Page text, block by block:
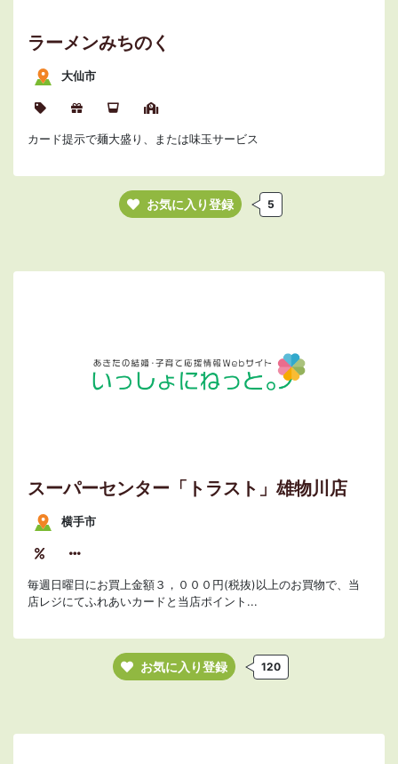
ラーメンみちのく
大仙市
カード提示で麺大盛り、または味玉サービス
お気に入り登録 5
スーパーセンター「トラスト」雄物川店
横手市
毎週日曜日にお買上金額３，０００円(税抜)以上のお買物で、当
店レジにてふれあいカードと当店ポイント...
お気に入り登録 120